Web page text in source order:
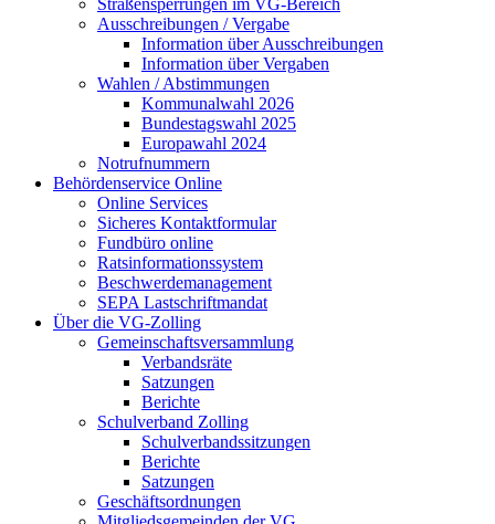
Straßensperrungen im VG-Bereich
Ausschreibungen / Vergabe
Information über Ausschreibungen
Information über Vergaben
Wahlen / Abstimmungen
Kommunalwahl 2026
Bundestagswahl 2025
Europawahl 2024
Notrufnummern
Behördenservice Online
Online Services
Sicheres Kontaktformular
Fundbüro online
Ratsinformationssystem
Beschwerdemanagement
SEPA Lastschriftmandat
Über die VG-Zolling
Gemeinschaftsversammlung
Verbandsräte
Satzungen
Berichte
Schulverband Zolling
Schulverbandssitzungen
Berichte
Satzungen
Geschäftsordnungen